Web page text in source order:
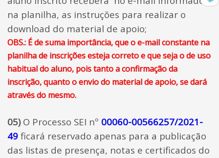
na planilha, as instruções para realizar o
download do material de apoio;
OBS.: É de suma importância, que o e-mail constante na
planilha de inscrições esteja correto e que seja o de uso
habitual do aluno, pois tanto a confirmação da
inscrição, quanto o envio do material de apoio, se dará
através do mesmo.
05)O Processo SEI nº 00060-00566257/2021-
49 ficará reservado apenas para a publicação
das listas de presença, notas e certificados do